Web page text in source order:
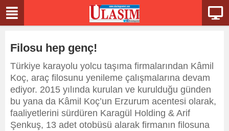
Filosu hep genç!
Türkiye karayolu yolcu taşıma firmalarından Kâmil
Koç, araç filosunu yenileme çalışmalarına devam
ediyor. 2015 yılında kurulan ve kurulduğu günden
bu yana da Kâmil Koç’un Erzurum acentesi olarak,
faaliyetlerini sürdüren Karagül Holding & Arif
Şenkuş, 13 adet otobüsü alarak firmanın filosuna